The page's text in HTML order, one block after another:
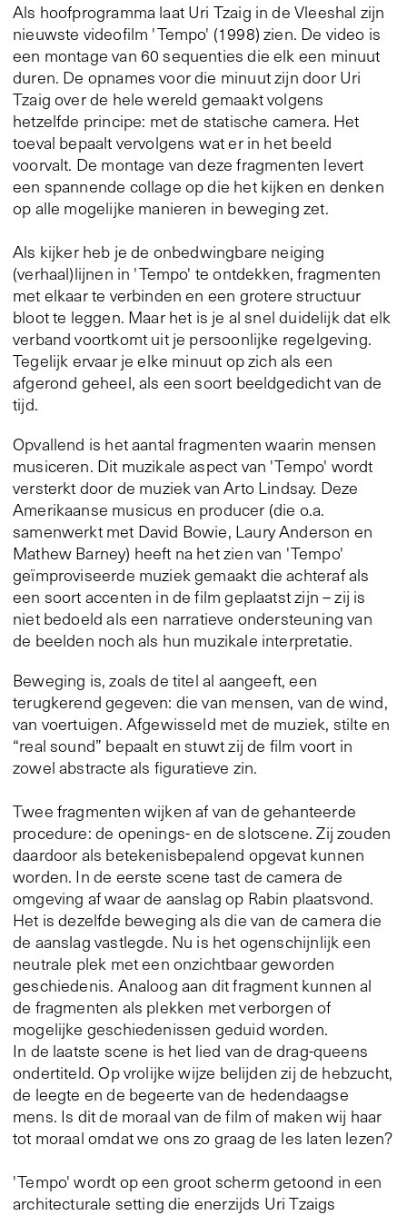
Als hoofprogramma laat Uri Tzaig in de Vleeshal zijn
nieuwste videofilm 'Tempo' (1998) zien. De video is
een montage van 60 sequenties die elk een minuut
duren. De opnames voor die minuut zijn door Uri
Tzaig over de hele wereld gemaakt volgens
hetzelfde principe: met de statische camera. Het
toeval bepaalt vervolgens wat er in het beeld
voorvalt. De montage van deze fragmenten levert
een spannende collage op die het kijken en denken
op alle mogelijke manieren in beweging zet.
Als kijker heb je de onbedwingbare neiging
(verhaal)lijnen in 'Tempo' te ontdekken, fragmenten
met elkaar te verbinden en een grotere structuur
bloot te leggen. Maar het is je al snel duidelijk dat elk
verband voortkomt uit je persoonlijke regelgeving.
Tegelijk ervaar je elke minuut op zich als een
afgerond geheel, als een soort beeldgedicht van de
tijd.
Opvallend is het aantal fragmenten waarin mensen
musiceren. Dit muzikale aspect van 'Tempo' wordt
versterkt door de muziek van Arto Lindsay. Deze
Amerikaanse musicus en producer (die o.a.
samenwerkt met David Bowie, Laury Anderson en
Mathew Barney) heeft na het zien van 'Tempo'
geïmproviseerde muziek gemaakt die achteraf als
een soort accenten in de film geplaatst zijn – zij is
niet bedoeld als een narratieve ondersteuning van
de beelden noch als hun muzikale interpretatie.
Beweging is, zoals de titel al aangeeft, een
terugkerend gegeven: die van mensen, van de wind,
van voertuigen. Afgewisseld met de muziek, stilte en
“real sound” bepaalt en stuwt zij de film voort in
zowel abstracte als figuratieve zin.
Twee fragmenten wijken af van de gehanteerde
procedure: de openings- en de slotscene. Zij zouden
daardoor als betekenisbepalend opgevat kunnen
worden. In de eerste scene tast de camera de
omgeving af waar de aanslag op Rabin plaatsvond.
Het is dezelfde beweging als die van de camera die
de aanslag vastlegde. Nu is het ogenschijnlijk een
neutrale plek met een onzichtbaar geworden
geschiedenis. Analoog aan dit fragment kunnen al
de fragmenten als plekken met verborgen of
mogelijke geschiedenissen geduid worden.
In de laatste scene is het lied van de drag-queens
ondertiteld. Op vrolijke wijze belijden zij de hebzucht,
de leegte en de begeerte van de hedendaagse
mens. Is dit de moraal van de film of maken wij haar
tot moraal omdat we ons zo graag de les laten lezen?
'Tempo' wordt op een groot scherm getoond in een
architecturale setting die enerzijds Uri Tzaigs